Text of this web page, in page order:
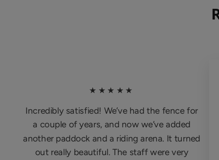
★★★★★
Incredibly satisfied! We’ve had the fence for
a couple of years, and now we’ve added
another paddock and a riding arena. It turned
out really beautiful. The staff were very